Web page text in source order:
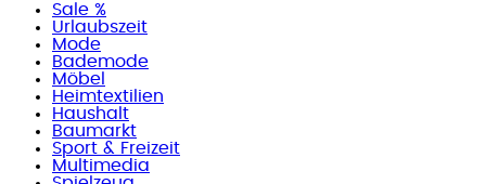
Sale %
Urlaubszeit
Mode
Bademode
Möbel
Heimtextilien
Haushalt
Baumarkt
Sport & Freizeit
Multimedia